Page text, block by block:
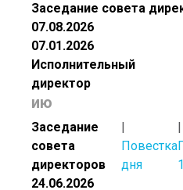
Заседание совета
07.08.2026
07.01.2026
Исполнительный
директор
ию
Заседание
совета
директоров
24.06.2026
Повестка
дня